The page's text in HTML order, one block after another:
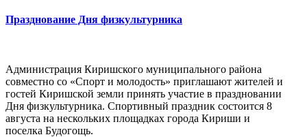
Празднование Дня физкультурника
Администрация Киришского муниципального района
совместно со «Спорт и молодость» приглашают жителей и
гостей Киришской земли принять участие в праздновании
Дня физкультурника. Спортивный праздник состоится 8
августа на нескольких площадках города Кириши и
поселка Будогощь.